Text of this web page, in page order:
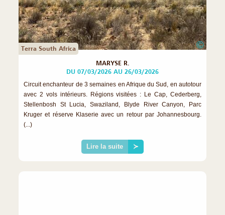
Terra South Africa ©
MARYSE R.
DU 07/03/2026 AU 26/03/2026
Circuit enchanteur de 3 semaines en Afrique du Sud, en autotour
avec 2 vols intérieurs. Régions visitées : Le Cap, Cederberg,
Stellenbosh St Lucia, Swaziland, Blyde River Canyon, Parc
Kruger et réserve Klaserie avec un retour par Johannesbourg.
(...)
Lire la suite ≻